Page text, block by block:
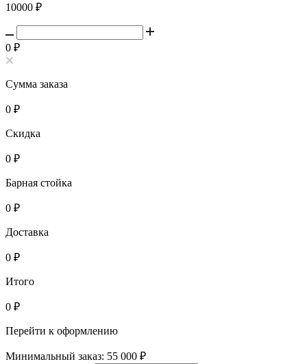
10000 ₽
0 ₽
Сумма заказа
0 ₽
Скидка
0 ₽
Барная стойка
0 ₽
Доставка
0 ₽
Итого
0 ₽
Перейти к оформлению
Минимальный заказ: 55 000 ₽